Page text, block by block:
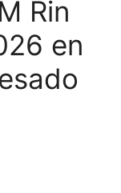
Rin
en